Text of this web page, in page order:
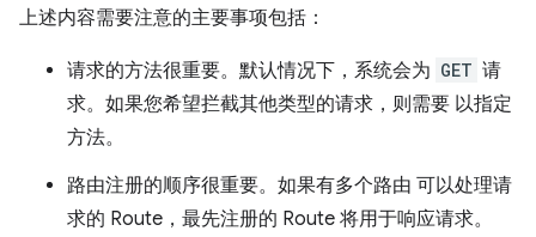
上述内容需要注意的主要事项包括：
请求的方法很重要。默认情况下，系统会为 GET 请
求。如果您希望拦截其他类型的请求，则需要 以指定
方法。
路由注册的顺序很重要。如果有多个路由 可以处理请
求的 Route，最先注册的 Route 将用于响应请求。